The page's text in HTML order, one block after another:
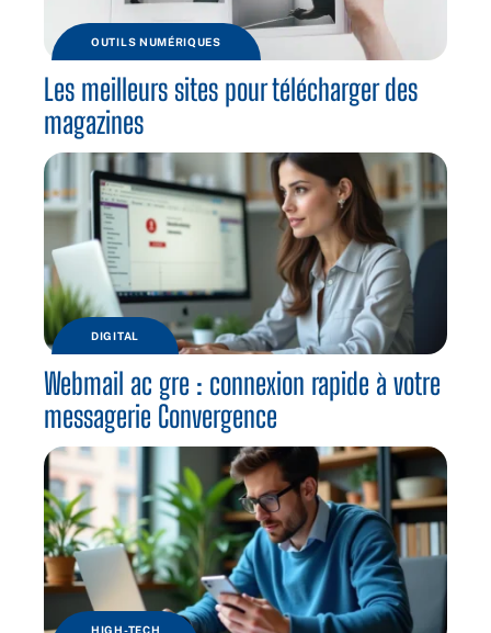
OUTILS NUMÉRIQUES
Les meilleurs sites pour télécharger des
magazines
DIGITAL
Webmail ac gre : connexion rapide à votre
messagerie Convergence
HIGH-TECH